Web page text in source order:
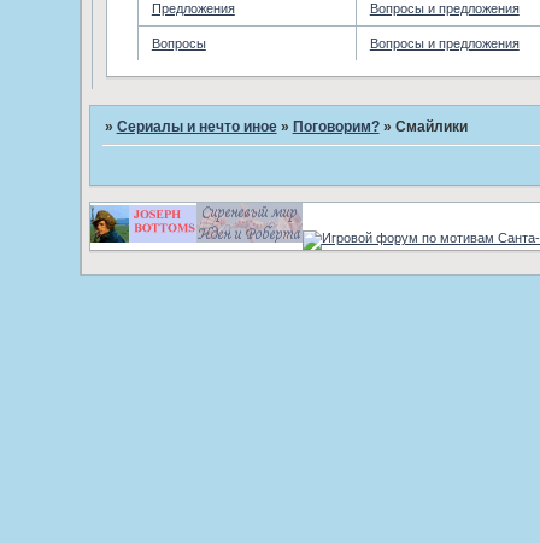
Предложения Вопросы и предложения
Вопросы Вопросы и предложения
» Сериалы и нечто иное » Поговорим? » Смайлики